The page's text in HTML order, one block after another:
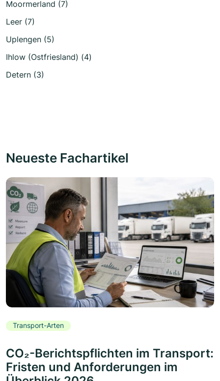
Moormerland (7)
Leer (7)
Uplengen (5)
Ihlow (Ostfriesland) (4)
Detern (3)
Neueste Fachartikel
Transport-Arten
CO₂-Berichtspflichten im Transport:
Fristen und Anforderungen im